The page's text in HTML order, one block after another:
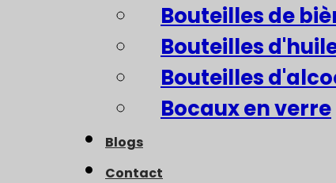
Bouteilles de
Bouteilles
Bouteilles
Bocaux en verre
Blogs
Contact